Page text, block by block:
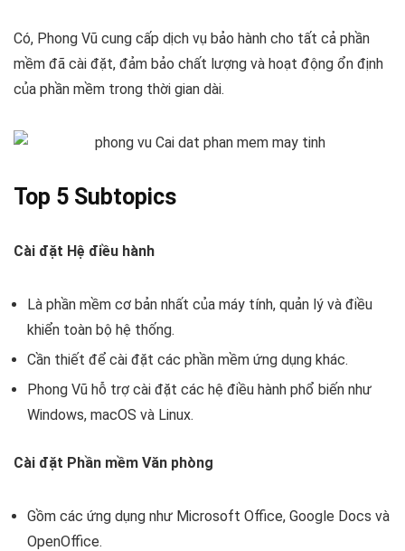
Có, Phong Vũ cung cấp dịch vụ bảo hành cho tất cả phần
mềm đã cài đặt, đảm bảo chất lượng và hoạt động ổn định
của phần mềm trong thời gian dài.
Top 5 Subtopics
Cài đặt Hệ điều hành
Là phần mềm cơ bản nhất của máy tính, quản lý và điều
khiển toàn bộ hệ thống.
Cần thiết để cài đặt các phần mềm ứng dụng khác.
Phong Vũ hỗ trợ cài đặt các hệ điều hành phổ biến như
Windows, macOS và Linux.
Cài đặt Phần mềm Văn phòng
Gồm các ứng dụng như Microsoft Office, Google Docs và
OpenOffice.